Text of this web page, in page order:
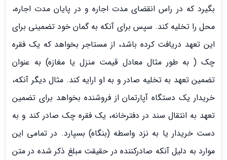
بگیرد که در راس انقضای مدت اجاره و در پایان مدت اجاره،
محل را تخلیه کند. سپس برای آنکه به گمان خود تضمینی برای
این تعهد دریافت کرده باشد، از مستاجر بخواهد که یک فقره
چک ( به طور مثال معادل قیمت منزل یا مغازه) به عنوان
تضمین تعهد به تخلیه صادر و به او ارایه کند. مثال دیگر آنکه،
خریدار یک دستگاه آپارتمان از فروشنده بخواهد برای تضمین
تعهد به انتقال سند در دفترخانه، یک فقره چک صادر کند و به
دست خریدار یا به نزد واسطه (بنگاه) بسپارد. در تمامی این
موارد به دلیل آنکه صادرکننده در حقیقت مبلغ ذکر شده در متن